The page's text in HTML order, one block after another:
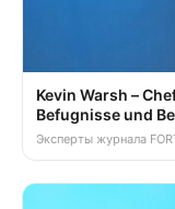
Kevin Warsh –
Befugnisse und
Эксперты журнала